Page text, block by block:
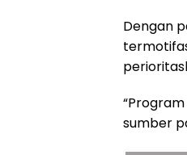
Dengan
sumber